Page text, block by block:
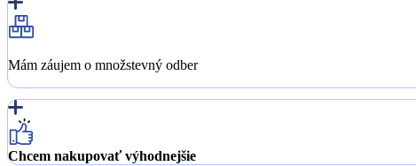
Mám záujem o množstevný odber
Chcem nakupovať výhodnejšie